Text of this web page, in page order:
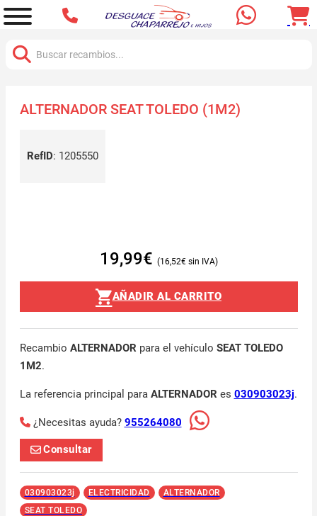
ALTERNADOR SEAT TOLEDO (1M2)
RefID: 1205550
19,99€ 16,52€
AÑADIR AL CARRITO
Recambio ALTERNADOR para el vehículo SEAT TOLEDO
1M2.
La referencia principal para ALTERNADOR es 030903023j.
¿Necesitas ayuda? 955264080
Consultar
030903023j ELECTRICIDAD
ALTERNADOR
SEAT TOLEDO